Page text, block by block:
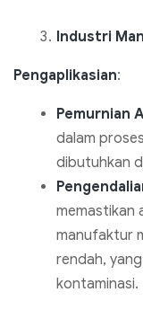
Industri
Pengaplikasian:
Pemurnian
dalam
dibutuhkan
memastikan
manufaktur
rendah,
kontaminasi.